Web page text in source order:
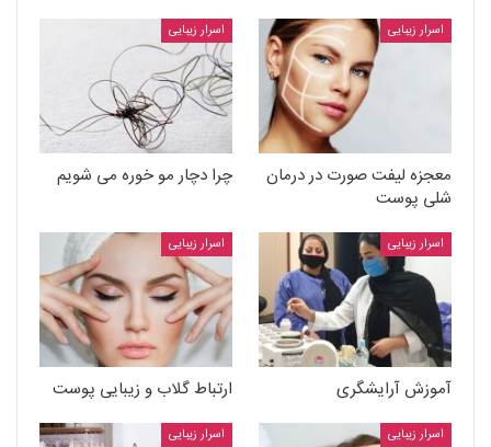
اسرار زیبایی
معجزه لیفت صورت در درمان
شلی پوست
اسرار زیبایی
چرا دچار مو خوره می شویم
اسرار زیبایی
آموزش آرایشگری
اسرار زیبایی
ارتباط گلاب و زیبایی پوست
اسرار زیبایی اسرار زیبایی